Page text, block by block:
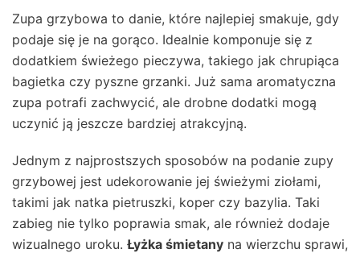
Zupa grzybowa to danie, które najlepiej smakuje, gdy
podaje się je na gorąco. Idealnie komponuje się z
dodatkiem świeżego pieczywa, takiego jak chrupiąca
bagietka czy pyszne grzanki. Już sama aromatyczna
zupa potrafi zachwycić, ale drobne dodatki mogą
uczynić ją jeszcze bardziej atrakcyjną.
Jednym z najprostszych sposobów na podanie zupy
grzybowej jest udekorowanie jej świeżymi ziołami,
takimi jak natka pietruszki, koper czy bazylia. Taki
zabieg nie tylko poprawia smak, ale również dodaje
wizualnego uroku. Łyżka śmietany na wierzchu sprawi,